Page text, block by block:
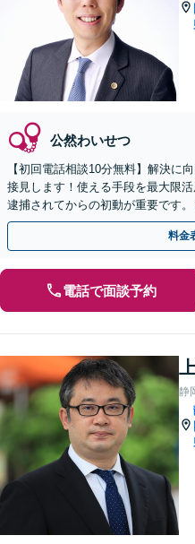
公然わいせつ
【初回電話相談10分無料】解決に
接見します！使える手段を最大限
逮捕されてからの初動が重要です
リア対応可】【裁判員裁判対応可
料金
電話で面談予約
静